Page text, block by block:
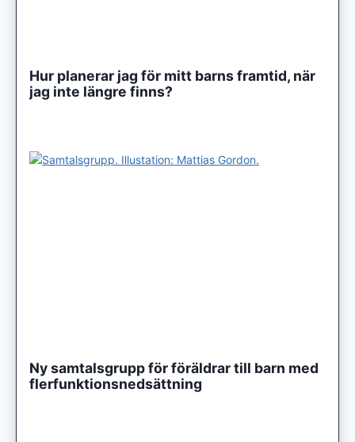
Hur planerar jag för mitt barns framtid, när
jag inte längre finns?
Ny samtalsgrupp för föräldrar till barn med
flerfunktionsnedsättning